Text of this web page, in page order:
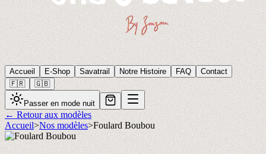
Accueil E-Shop Savatrail Notre Histoire FAQ
Contact
🇫🇷
🇬🇧
Passer en mode nuit
← Retour aux modèles
Accueil>Nos modèles>Foulard Boubou